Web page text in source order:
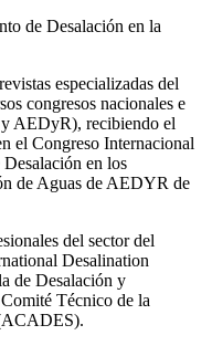
de Desalación en la
especializadas del
congresos nacionales e
AEDyR), recibiendo el
el Congreso Internacional
en los
de Aguas de AEDYR de
del sector del
Desalination
de Desalación y
Técnico de la